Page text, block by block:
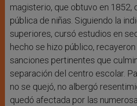
magisterio, que obtuvo en 1852,
pública de niñas. Siguiendo la
superiores, cursó estudios en
hecho se hizo público,
sanciones pertinentes que
separación del centro escolar.
no se quejó, no albergó
quedó afectada por las